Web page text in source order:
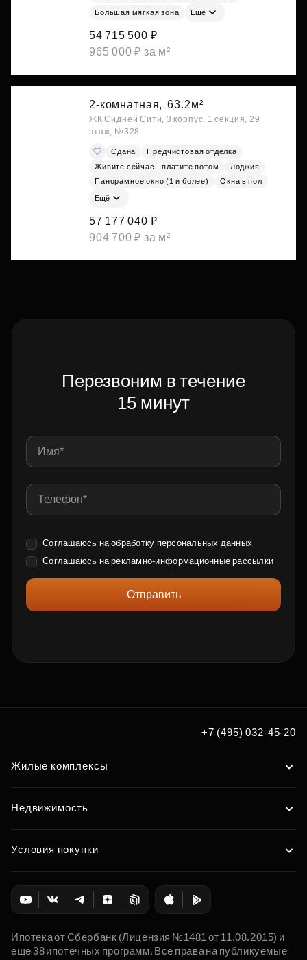
Большая мягкая зона Ещё
54 715 500 ₽
965 000 ₽ за м²
2-комнатная, 63.2м²
ЖК Сидней Сити, 3 корпус, 1 секция, 29
этаж, №328
Сдана
Предчистовая отделка
Живите сейчас - платите потом
Лоджия
Панорамное окно (1 и более)
Окна в пол
Ещё
57 177 040 ₽
904 700 ₽ за м²
Перезвоним в течение
15 минут
Соглашаюсь на обработку персональных данных
Соглашаюсь нарекламно-информационные рассылки
Отправить
+7 (495) 032-45-20
Жилые комплексы
Недвижимость
Условия покупки
Ипотека от Сбербанк (Лицензия №1481 от 11.08.2015) и
еще 38 ипотечных программ. Все права на публикуемые